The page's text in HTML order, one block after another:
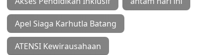
Apel Siaga Karhutla Batang
ATENSI Kewirausahaan